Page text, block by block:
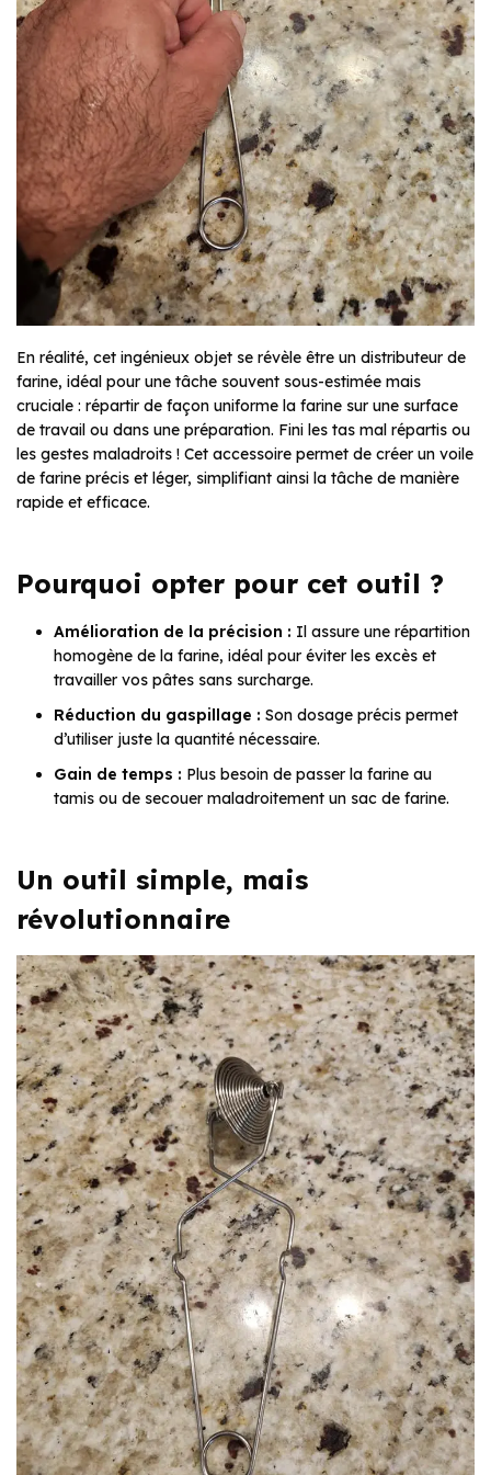
En réalité, cet ingénieux objet se révèle être un distributeur de
farine, idéal pour une tâche souvent sous-estimée mais
cruciale : répartir de façon uniforme la farine sur une surface
de travail ou dans une préparation. Fini les tas mal répartis ou
les gestes maladroits ! Cet accessoire permet de créer un voile
de farine précis et léger, simplifiant ainsi la tâche de manière
rapide et efficace.
Pourquoi opter pour cet outil ?
Amélioration de la précision : Il assure une répartition
homogène de la farine, idéal pour éviter les excès et
travailler vos pâtes sans surcharge.
Réduction du gaspillage : Son dosage précis permet
d’utiliser juste la quantité nécessaire.
Gain de temps : Plus besoin de passer la farine au
tamis ou de secouer maladroitement un sac de farine.
Un outil simple, mais
révolutionnaire